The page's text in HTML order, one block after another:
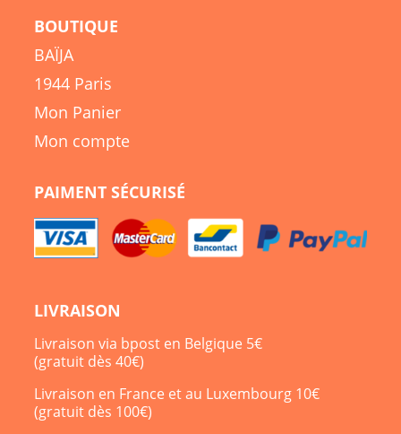
BOUTIQUE
BAÏJA
1944 Paris
Mon Panier
Mon compte
PAIMENT SÉCURISÉ
LIVRAISON
Livraison via bpost en Belgique 5€
(gratuit dès 40€)
Livraison en France et au Luxembourg 10€
(gratuit dès 100€)